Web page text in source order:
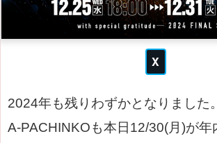
2024年も残りわずかとなりました。
A-PACHINKOも本日12/30(月)が年